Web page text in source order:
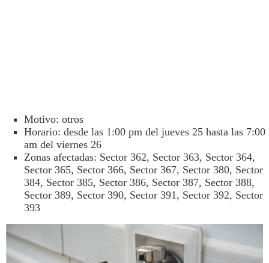
Motivo: otros
Horario: desde las 1:00 pm del jueves 25 hasta las 7:00
am del viernes 26
Zonas afectadas: Sector 362, Sector 363, Sector 364,
Sector 365, Sector 366, Sector 367, Sector 380, Sector
384, Sector 385, Sector 386, Sector 387, Sector 388,
Sector 389, Sector 390, Sector 391, Sector 392, Sector
393